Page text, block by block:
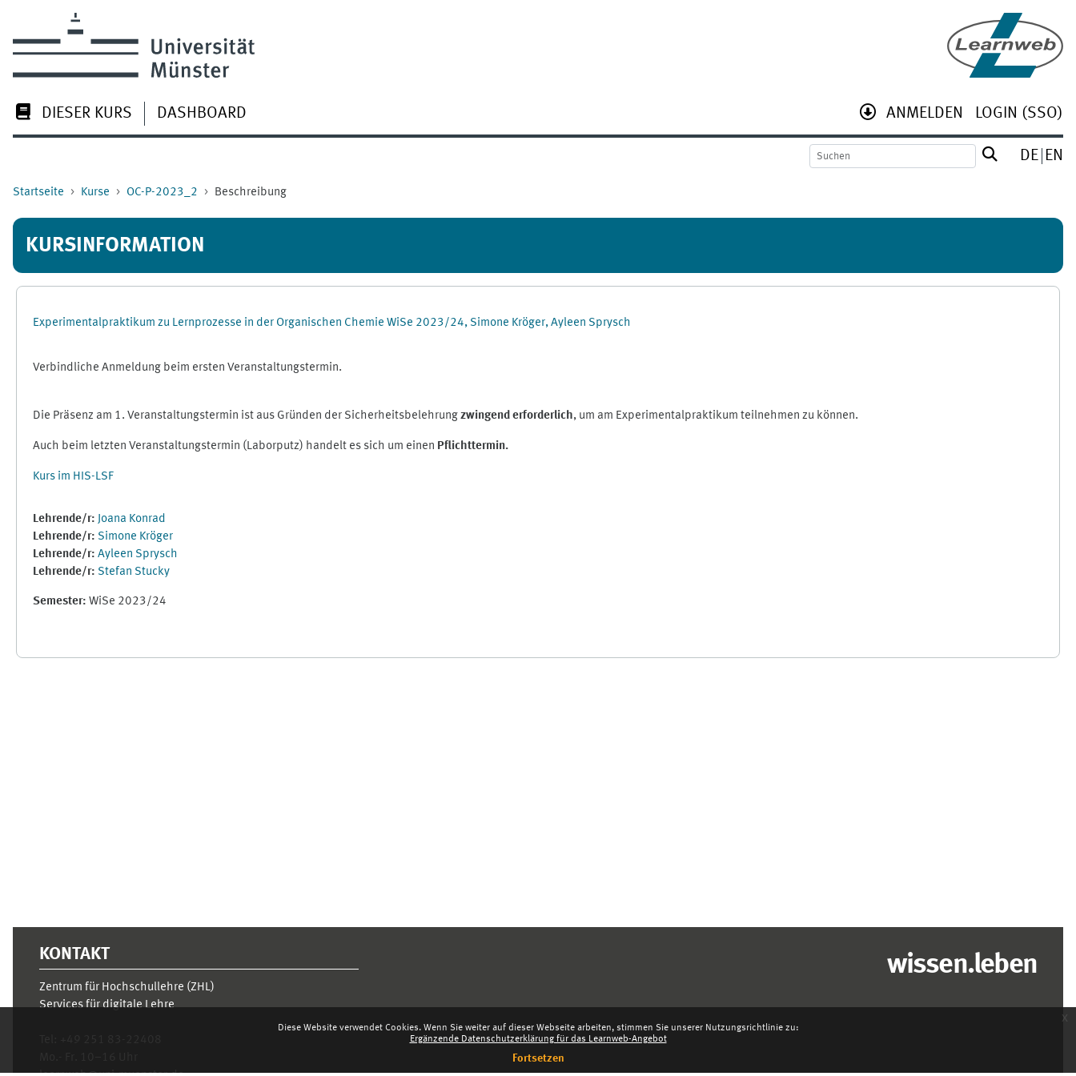
Diese Website verwendet Cookies. Wenn Sie weiter auf dieser Webseite arbeiten, stimmen Sie unserer Nutzungsrichtlinie zu:
Ergänzende Datenschutzerklärung für das Learnweb-Angebot
Fortsetzen
x
DIESER KURS DASHBOARD ANMELDEN LOGIN (SSO)
DE EN
Startseite Kurse OC-P-2023_2 Beschreibung
KURSINFORMATION
Experimentalpraktikum zu Lernprozesse in der Organischen Chemie WiSe 2023/24, Simone Kröger, Ayleen Sprysch
Verbindliche Anmeldung beim ersten Veranstaltungstermin.
Die Präsenz am 1. Veranstaltungstermin ist aus Gründen der Sicherheitsbelehrung zwingend erforderlich, um am Experimentalpraktikum teilnehmen zu können.
Auch beim letzten Veranstaltungstermin (Laborputz) handelt es sich um einen Pflichttermin.
Kurs im HIS-LSF
Lehrende/r: Joana Konrad
Lehrende/r: Simone Kröger
Lehrende/r: Ayleen Sprysch
Lehrende/r: Stefan Stucky
Semester: WiSe 2023/24
KONTAKT
Zentrum für Hochschullehre (ZHL)
Services für digitale Lehre
wissen.leben